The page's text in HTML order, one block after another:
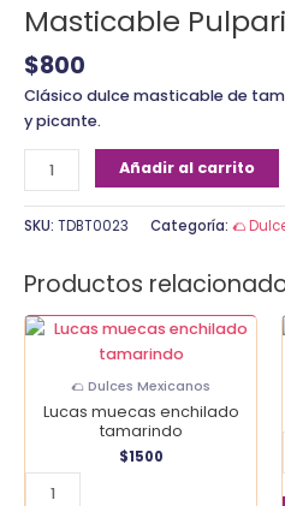
Masticable
$800
Clásico dulce masticable de
y picante.
Añadir al carrito
SKU: TDBT0023 Categoría: 🌮
Productos
🌮 Dulces Mexicanos
Lucas muecas enchilado
tamarindo
$1500
Lucas
enchilado
tamarindo